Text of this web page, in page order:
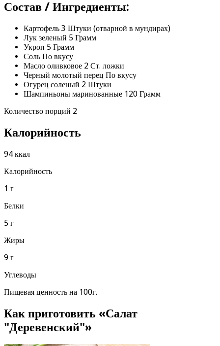
Состав / Ингредиенты:
Картофель 3 Штуки (отварной в мундирах)
Лук зеленый 5 Грамм
Укроп 5 Грамм
Соль По вкусу
Масло оливковое 2 Ст. ложки
Черный молотый перец По вкусу
Огурец соленый 2 Штуки
Шампиньоны маринованные 120 Грамм
Количество порций 2
Калорийность
94 ккал
Калорийность
1 г
Белки
5 г
Жиры
9 г
Углеводы
Пищевая ценность на 100г.
Как приготовить «Салат
"Деревенский"»